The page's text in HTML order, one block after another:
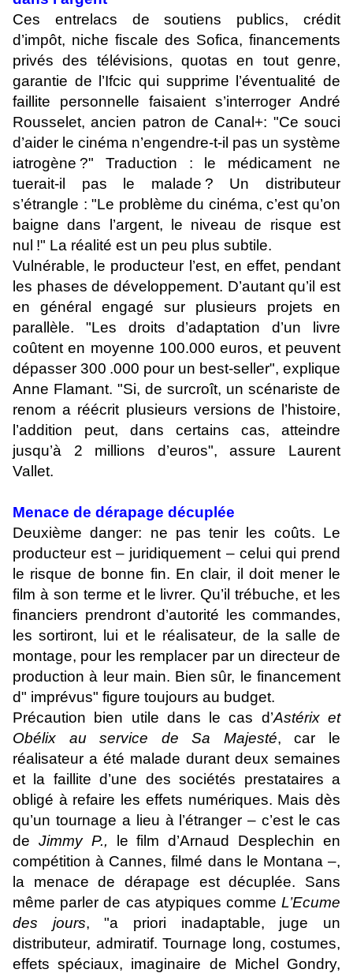
Ces entrelacs de soutiens publics, crédit
d’impôt, niche fiscale des Sofica, financements
privés des télévisions, quotas en tout genre,
garantie de l’Ifcic qui supprime l’éventualité de
faillite personnelle faisaient s’interroger André
Rousselet, ancien patron de Canal+: "Ce souci
d’aider le cinéma n’engendre-t-il pas un système
iatrogène ?" Traduction : le médicament ne
tuerait-il pas le malade ? Un distributeur
s’étrangle : "Le problème du cinéma, c’est qu’on
baigne dans l’argent, le niveau de risque est
nul !" La réalité est un peu plus subtile.
Vulnérable, le producteur l’est, en effet, pendant
les phases de développement. D’autant qu’il est
en général engagé sur plusieurs projets en
parallèle. "Les droits d’adaptation d’un livre
coûtent en moyenne 100.000 euros, et peuvent
dépasser 300 .000 pour un best-seller", explique
Anne Flamant. "Si, de surcroît, un scénariste de
renom a réécrit plusieurs versions de l’histoire,
l’addition peut, dans certains cas, atteindre
jusqu’à 2 millions d’euros", assure Laurent
Vallet.
Menace de dérapage décuplée
Deuxième danger: ne pas tenir les coûts. Le
producteur est – juridiquement – celui qui prend
le risque de bonne fin. En clair, il doit mener le
film à son terme et le livrer. Qu’il trébuche, et les
financiers prendront d’autorité les commandes,
les sortiront, lui et le réalisateur, de la salle de
montage, pour les remplacer par un directeur de
production à leur main. Bien sûr, le financement
d" imprévus" figure toujours au budget.
Précaution bien utile dans le cas d’Astérix et
Obélix au service de Sa Majesté, car le
réalisateur a été malade durant deux semaines
et la faillite d’une des sociétés prestataires a
obligé à refaire les effets numériques. Mais dès
qu’un tournage a lieu à l’étranger – c’est le cas
de Jimmy P., le film d’Arnaud Desplechin en
compétition à Cannes, filmé dans le Montana –,
la menace de dérapage est décuplée. Sans
même parler de cas atypiques comme L’Ecume
des jours, "a priori inadaptable, juge un
distributeur, admiratif. Tournage long, costumes,
effets spéciaux, imaginaire de Michel Gondry,